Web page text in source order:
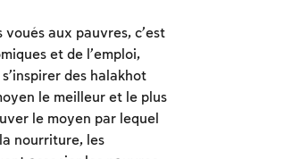
aux pauvres, c’est
et de l’emploi,
des halakhot
le meilleur et le plus
le moyen par lequel
nourriture, les